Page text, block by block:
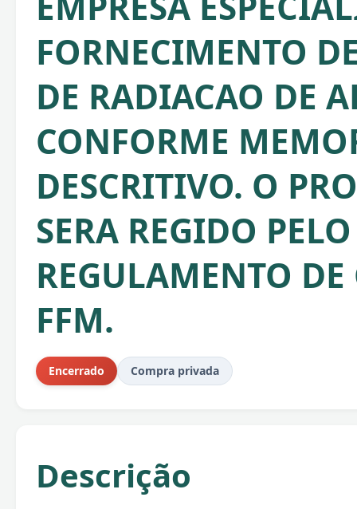
FORNECIMENTO
DE RADIACAO DE
CONFORME
DESCRITIVO. O
SERA REGIDO PELO
REGULAMENTO DE
FFM.
Encerrado Compra privada
Descrição